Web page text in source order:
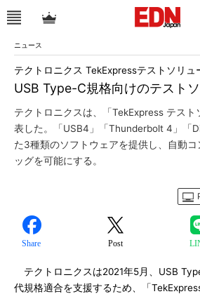
ニュース
USB Type-C規格向けのテスト
テクトロニクス TekExpressテストソリュ
テクトロニクスは、「TekExpress テスト
表した。「USB4」「Thunderbolt 4」「
た3種類のソフトウェアを提供し、自動
ッグを可能にする。
Share Post
テクトロニクスは2021年5月、USB
代規格適合を支援するため、「